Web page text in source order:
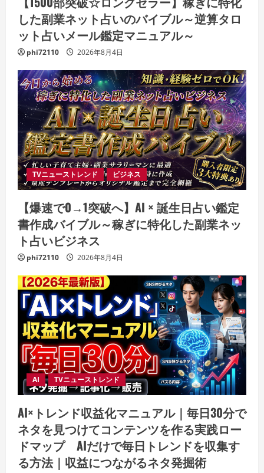
した副業ネット占いのバイブル～逆算タロ
ット占いメール鑑定マニュアル～
phi72110 2026年8月4日
TVニューストレンド ビジネス
【爆速で0→1突破へ】AI × 誕生日占い鑑定
書作成バイブル～稼ぎに特化した副業ネッ
ト占いビジネス
phi72110 2026年8月4日
AI TVニューストレンド
AI×トレンド収益化マニュアル｜毎日30分で
ネタを見つけてコンテンツを作る実践ロー
ドマップ AIだけで毎日トレンドを収集す
る方法｜収益につながるネタ発掘術